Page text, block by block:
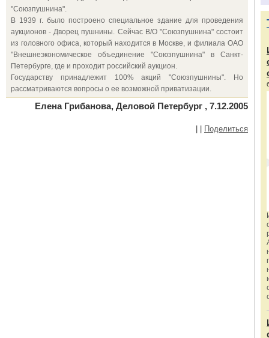
"Союзпушнина".
В 1939 г. было построено специальное здание для проведения
аукционов - Дворец пушнины. Сейчас В/О "Союзпушнина" состоит
из головного офиса, который находится в Москве, и филиала ОАО
"Внешнеэкономическое объединение "Союзпушнина" в Санкт-
Петербурге, где и проходит российский аукцион.
Государству принадлежит 100% акций "Союзпушнины". Но
рассматриваются вопросы о ее возможной приватизации.
Елена Грибанова, Деловой Петербург , 7.12.2005
Поделиться